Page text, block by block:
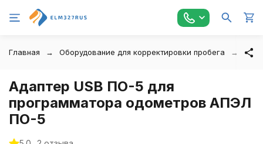
Главная Оборудование для корректировки пробега
Адаптер USB ПО-5 для
программатора одометров АПЭЛ
ПО-5